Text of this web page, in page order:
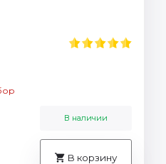
В наличии
В корзину